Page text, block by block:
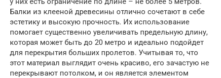
Балки из клееной древесины отлично сочетают в себе
эстетику и высокую прочность. Их использование
помогает существенно увеличивать предельную длину,
которая может быть до 20 метро и идеально подойдет
для перекрытия больших пролетов. Учитывая то, что
этот материал выглядит очень красиво, его зачастую не
перекрывают потолком, и он является элементом